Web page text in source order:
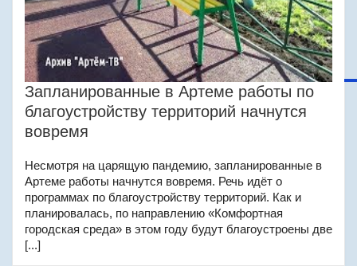
Запланированные в Артеме работы по
благоустройству территорий начнутся
вовремя
Несмотря на царящую пандемию, запланированные в
Артеме работы начнутся вовремя. Речь идёт о
программах по благоустройству территорий. Как и
планировалась, по направлению «Комфортная
городская среда» в этом году будут благоустроены две
[...]